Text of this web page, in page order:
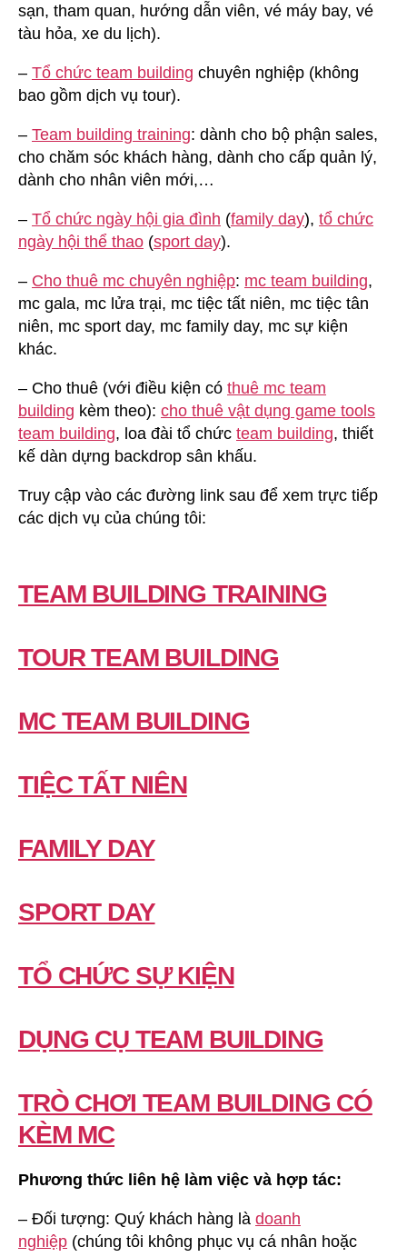
sạn, tham quan, hướng dẫn viên, vé máy bay, vé
tàu hỏa, xe du lịch).
– Tổ chức team building chuyên nghiệp (không
bao gồm dịch vụ tour).
– Team building training: dành cho bộ phận sales,
cho chăm sóc khách hàng, dành cho cấp quản lý,
dành cho nhân viên mới,…
– Tổ chức ngày hội gia đình (family day), tổ chức
ngày hội thể thao (sport day).
– Cho thuê mc chuyên nghiệp: mc team building,
mc gala, mc lửa trại, mc tiệc tất niên, mc tiệc tân
niên, mc sport day, mc family day, mc sự kiện
khác.
– Cho thuê (với điều kiện có thuê mc team
building kèm theo): cho thuê vật dụng game tools
team building, loa đài tổ chức team building, thiết
kế dàn dựng backdrop sân khấu.
Truy cập vào các đường link sau để xem trực tiếp
các dịch vụ của chúng tôi:
TEAM BUILDING TRAINING
TOUR TEAM BUILDING
MC TEAM BUILDING
TIỆC TẤT NIÊN
FAMILY DAY
SPORT DAY
TỔ CHỨC SỰ KIỆN
DỤNG CỤ TEAM BUILDING
TRÒ CHƠI TEAM BUILDING CÓ
KÈM MC
Phương thức liên hệ làm việc và hợp tác:
– Đối tượng: Quý khách hàng là doanh
nghiệp (chúng tôi không phục vụ cá nhân hoặc